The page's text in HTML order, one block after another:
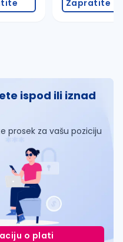
Zapratite
ispod ili iznad
prosek za vašu poziciju
o plati